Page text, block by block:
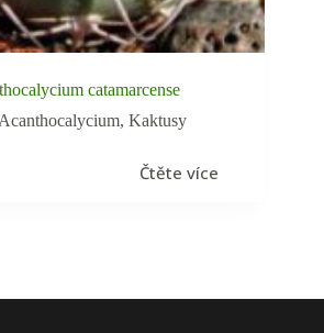
catamarcense
Acanthocalycium,Kaktusy
Čtěte více